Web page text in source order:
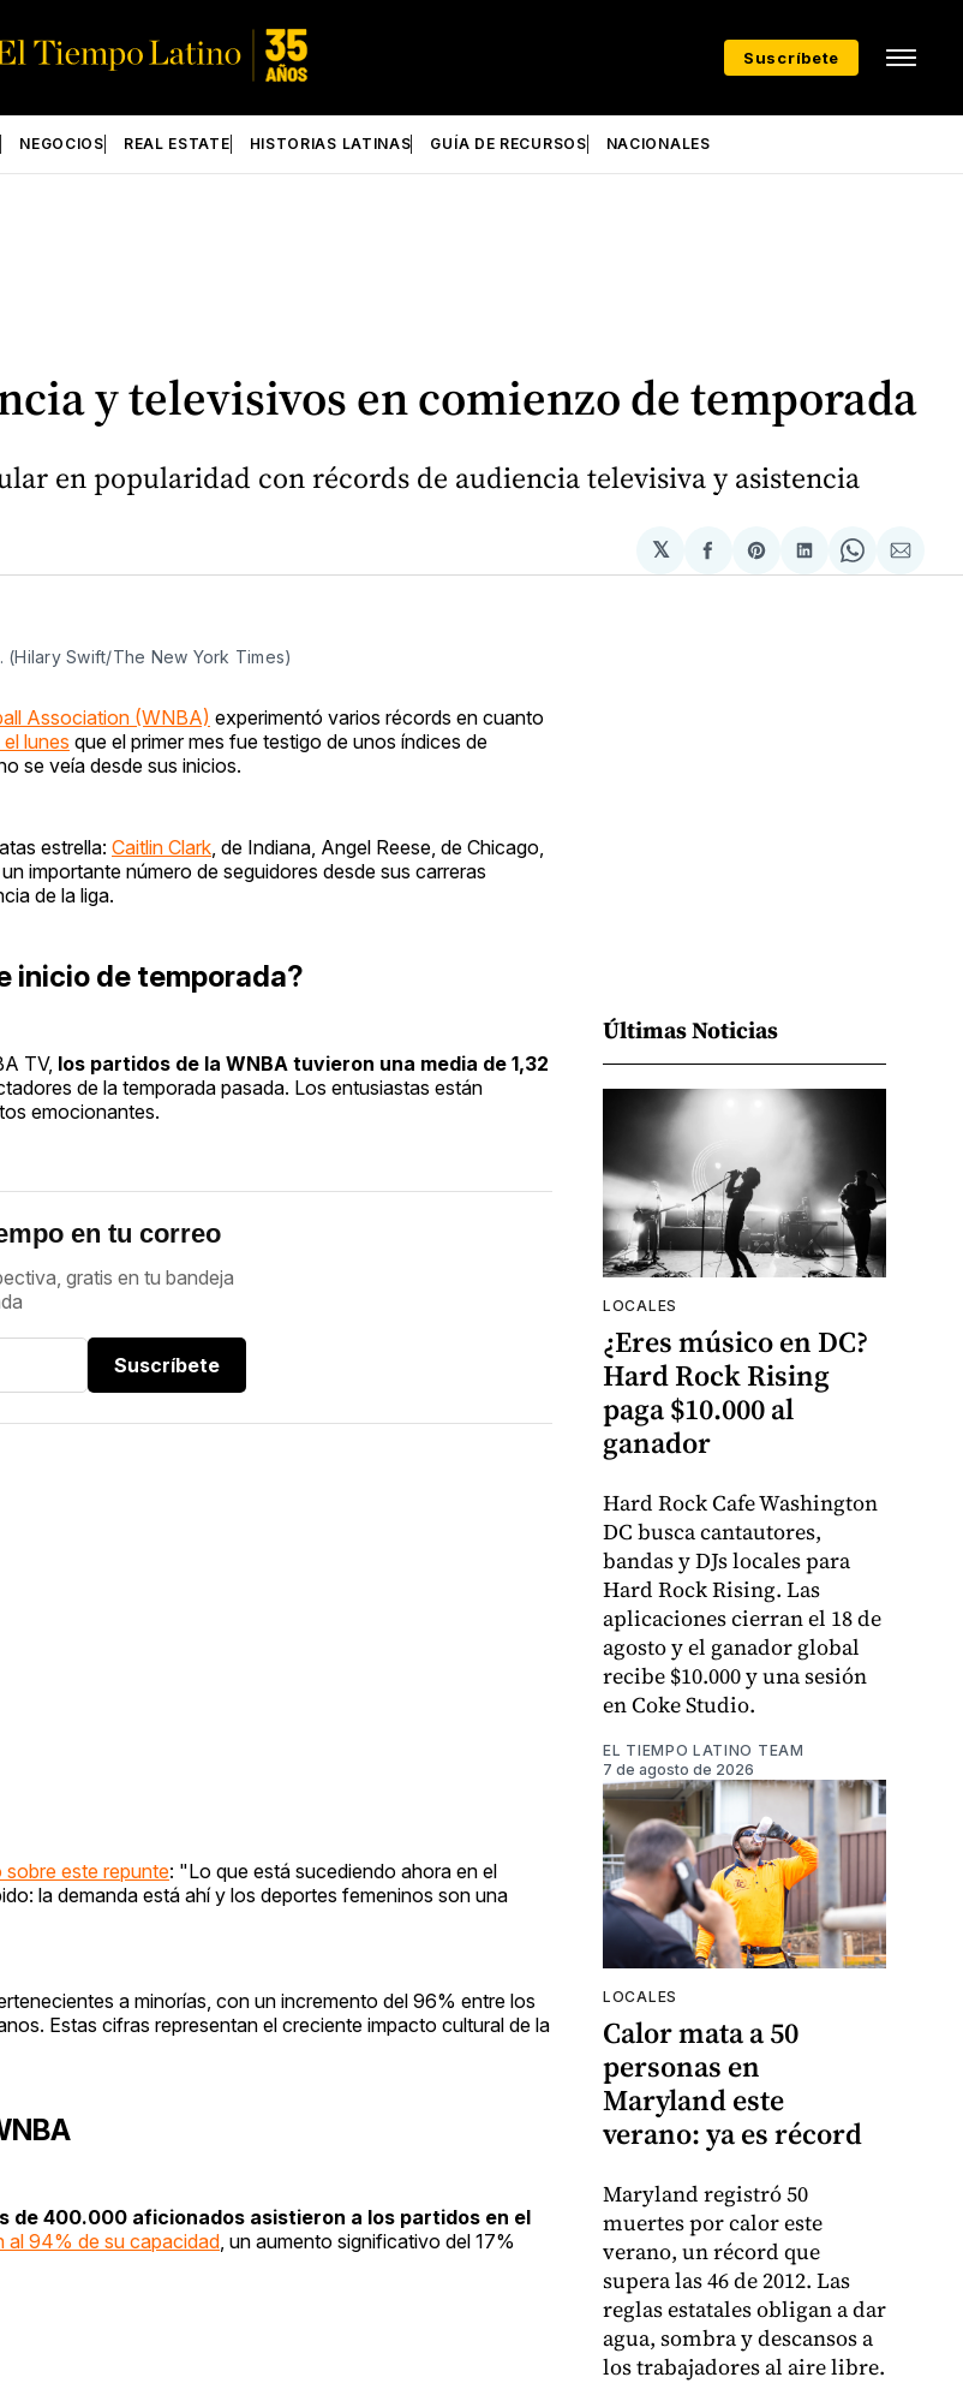
Suscríbete
NEGOCIOS REAL ESTATE HISTORIAS LATINAS GUÍA DE RECURSOS NACIONALES
y televisivos en comienzo de temporada
en popularidad con récords de audiencia televisiva y asistencia
𝕏
Compartir
en
Share
on
Compartir
en
Share
on
via
Swift/The New York Times)
Association (WNBA) experimentó varios récords en cuanto
lunes que el primer mes fue testigo de unos índices de
se veía desde sus inicios.
estrella: Caitlin Clark , de Indiana, Angel Reese, de Chicago,
importante número de seguidores desde sus carreras
de la liga.
inicio de temporada?
TV, los partidos de la WNBA tuvieron una media de 1,32
de la temporada pasada. Los entusiastas están
emocionantes.
en tu correo
gratis en tu bandeja
Suscríbete
este repunte: "Lo que está sucediendo ahora en el
la demanda está ahí y los deportes femeninos son una
a minorías, con un incremento del 96% entre los
Estas cifras representan el creciente impacto cultural de la
de 400.000 aficionados asistieron a los partidos en el
al 94% de su capacidad , un aumento significativo del 17%
Últimas Noticias
LOCALES
¿Eres músico en DC?
Hard Rock Rising
paga $10.000 al
ganador
Hard Rock Cafe Washington
DC busca cantautores,
bandas y DJs locales para
Hard Rock Rising. Las
aplicaciones cierran el 18 de
agosto y el ganador global
recibe $10.000 y una sesión
en Coke Studio.
EL TIEMPO LATINO TEAM
7 de agosto de 2026
LOCALES
Calor mata a 50
personas en
Maryland este
verano: ya es récord
Maryland registró 50
muertes por calor este
verano, un récord que
supera las 46 de 2012. Las
reglas estatales obligan a dar
agua, sombra y descansos a
los trabajadores al aire libre.